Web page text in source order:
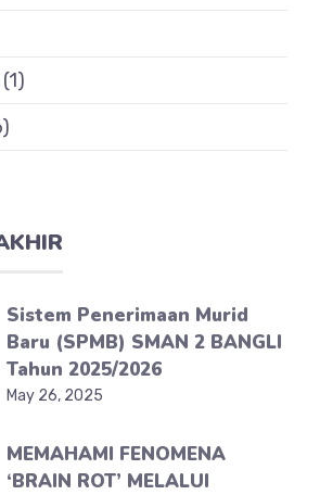
(1)
Sistem Penerimaan Murid
Baru (SPMB) SMAN 2 BANGLI
Tahun 2025/2026
May 26, 2025
MEMAHAMI FENOMENA
‘BRAIN ROT’ MELALUI